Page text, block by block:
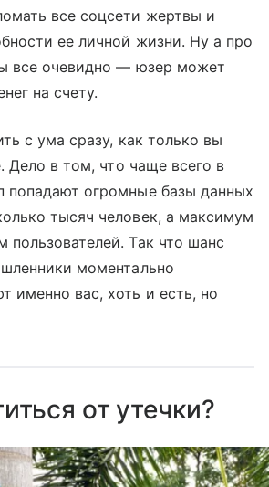
все соцсети жертвы и
ее личной жизни. Ну а про
все очевидно — юзер может
на счету.
с ума сразу, как только вы
Дело в том, что чаще всего в
попадают огромные базы данных
тысяч человек, а максимум
Так что шанс
моментально
именно вас, хоть и есть, но
от утечки?